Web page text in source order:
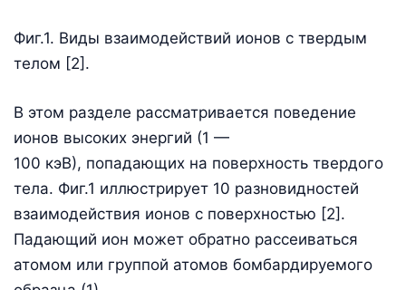
Фиг.1. Виды взаимодействий ионов с твердым
телом [2].
В этом разделе рассматривается поведение
ионов высоких энергий (1 —
100 кэВ), попадающих на поверхность твердого
тела. Фиг.1 иллюстрирует 10 разновидностей
взаимодействия ионов с поверхностью [2].
Падающий ион может обратно рассеиваться
атомом или группой атомов бомбардируемого